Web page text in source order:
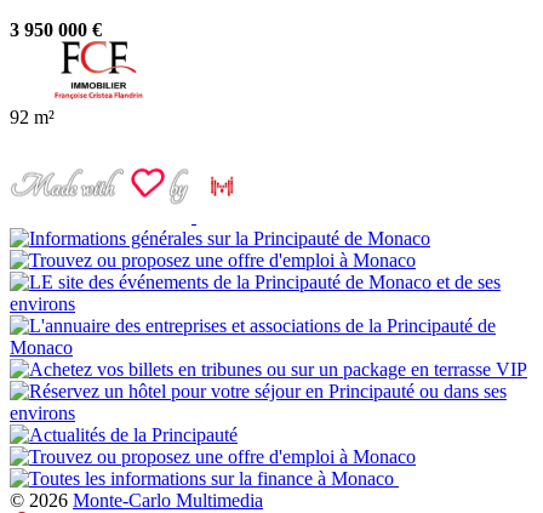
3 950 000 €
92 m²
© 2026 Monte-Carlo Multimedia